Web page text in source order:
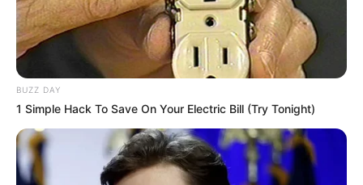
BUZZ DAY
1 Simple Hack To Save On Your Electric Bill (Try Tonight)